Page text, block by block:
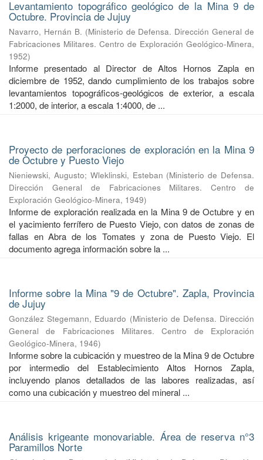
Levantamiento topográfico geológico de la Mina 9 de
Octubre. Provincia de Jujuy
Navarro, Hernán B. (Ministerio de Defensa. Dirección General de
Fabricaciones Militares. Centro de Exploración Geológico-Minera,
1952)
Informe presentado al Director de Altos Hornos Zapla en
diciembre de 1952, dando cumplimiento de los trabajos sobre
levantamientos topográficos-geológicos de exterior, a escala
1:2000, de interior, a escala 1:4000, de ...
Proyecto de perforaciones de exploración en la Mina 9
de Octubre y Puesto Viejo
Nieniewski, Augusto; Wleklinski, Esteban (Ministerio de Defensa.
Dirección General de Fabricaciones Militares. Centro de
Exploración Geológico-Minera, 1949)
Informe de exploración realizada en la Mina 9 de Octubre y en
el yacimiento ferrífero de Puesto Viejo, con datos de zonas de
fallas en Abra de los Tomates y zona de Puesto Viejo. El
documento agrega información sobre la ...
Informe sobre la Mina "9 de Octubre". Zapla, Provincia
de Jujuy
González Stegemann, Eduardo (Ministerio de Defensa. Dirección
General de Fabricaciones Militares. Centro de Exploración
Geológico-Minera, 1946)
Informe sobre la cubicación y muestreo de la Mina 9 de Octubre
por intermedio del Establecimiento Altos Hornos Zapla,
incluyendo planos detallados de las labores realizadas, así
como una cubicación y muestreo del mineral ...
Análisis krigeante monovariable. Área de reserva n°3
Paramillos Norte